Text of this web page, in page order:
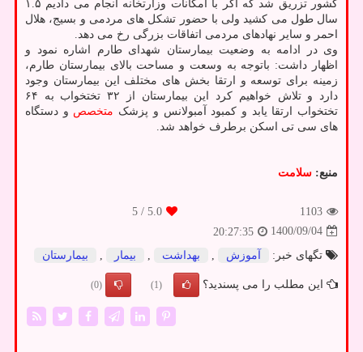
کشور تزریق شد که اگر با امکانات وزارتخانه انجام می دادیم ۱.۵
سال طول می کشید ولی با حضور تشکل های مردمی و بسیج، هلال
احمر و سایر نهادهای مردمی اتفاقات بزرگی رخ می دهد.
وی در ادامه به وضعیت بیمارستان شهدای طارم اشاره نمود و
اظهار داشت: باتوجه به وسعت و مساحت بالای بیمارستان طارم،
زمینه برای توسعه و ارتقا بخش های مختلف این بیمارستان وجود
دارد و تلاش خواهیم کرد این بیمارستان از ۳۲ تختخواب به ۶۴
تختخواب ارتقا یابد و کمبود آمبولانس و پزشک متخصص و دستگاه
های سی تی اسکن برطرف خواهد شد.
منبع: سلامت
1103
5.0
/ 5
1400/09/04
20:27:35
تگهای خبر:
آموزش بهداشت بیمار بیمارستان
این مطلب را می پسندید؟ (1)
(0)